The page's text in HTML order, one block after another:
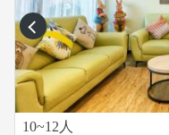
prev
10~12人